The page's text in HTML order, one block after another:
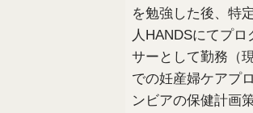
を勉強した後、特
人HANDSにてプロ
サーとして勤務（
での妊産婦ケアプ
ンビアの保健計画